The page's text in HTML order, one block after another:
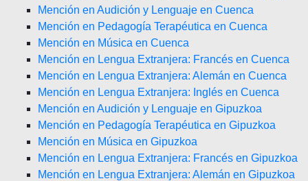
Mención en Audición y Lenguaje en Cuenca
Mención en Pedagogía Terapéutica en Cuenca
Mención en Música en Cuenca
Mención en Lengua Extranjera: Francés en Cuenca
Mención en Lengua Extranjera: Alemán en Cuenca
Mención en Lengua Extranjera: Inglés en Cuenca
Mención en Audición y Lenguaje en Gipuzkoa
Mención en Pedagogía Terapéutica en Gipuzkoa
Mención en Música en Gipuzkoa
Mención en Lengua Extranjera: Francés en Gipuzkoa
Mención en Lengua Extranjera: Alemán en Gipuzkoa